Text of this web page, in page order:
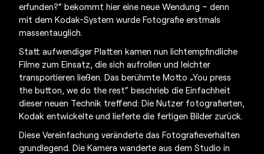
erfunden?“ bekommt hier eine neue Wendung – denn
mit dem Kodak-System wurde Fotografie erstmals
massentauglich.
Statt aufwendiger Platten kamen nun lichtempfindliche
Filme zum Einsatz, die sich aufrollen und leichter
transportieren ließen. Das berühmte Motto „You press
the button, we do the rest“ beschrieb die Einfachheit
dieser neuen Technik treffend: Die Nutzer fotografierten,
Kodak entwickelte und lieferte die fertigen Bilder zurück.
Diese Vereinfachung veränderte das Fotografieverhalten
grundlegend. Die Kamera wanderte aus dem Studio in